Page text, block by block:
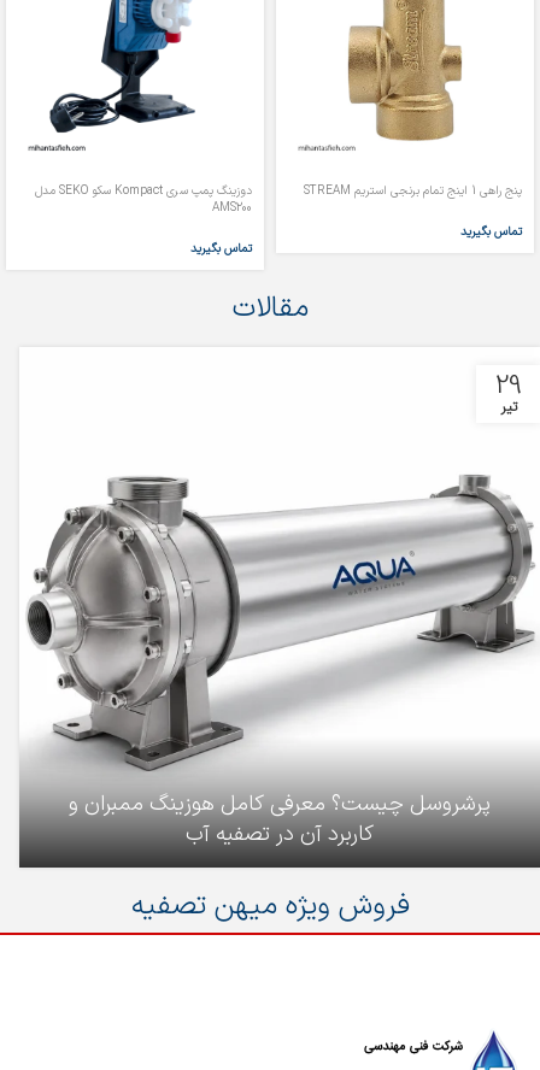
پنج راهی 1 اینج تمام برنجی استریم STREAM
تماس بگیرید
دوزینگ پمپ سری Kompact سکو SEKO مدل
AMS200
تماس بگیرید
مقالات
29
تیر
پرشروسل چیست؟ معرفی کامل هوزینگ ممبران و
کاربرد آن در تصفیه آب
فروش ویژه میهن تصفیه